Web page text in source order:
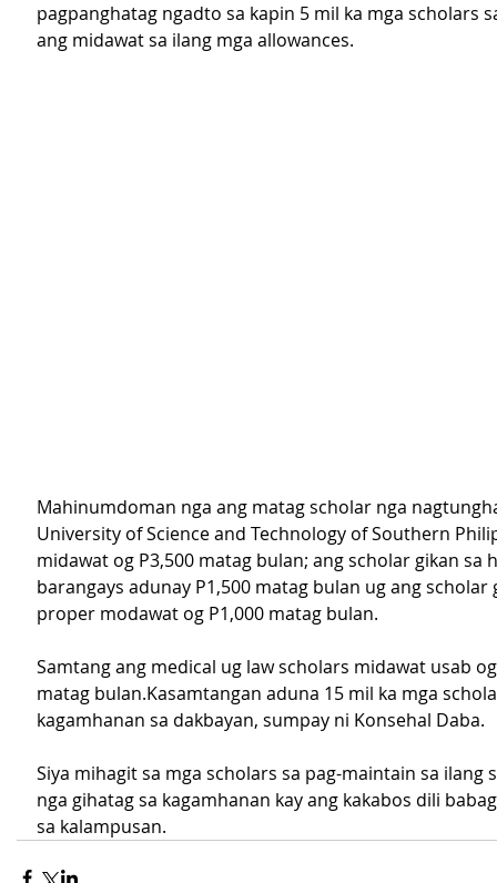
pagpanghatag ngadto sa kapin 5 mil ka mga scholars
ang midawat sa ilang mga allowances.
Mahinumdoman nga ang matag scholar nga
University of Science and Technology of Southern
midawat og P3,500 matag bulan; ang scholar gikan
barangays adunay P1,500 matag bulan ug ang scholar
proper modawat og P1,000 matag bulan.
Samtang ang medical ug law scholars midawat usab
matag bulan.Kasamtangan aduna 15 mil ka mga
kagamhanan sa dakbayan, sumpay ni Konsehal Daba.
Siya mihagit sa mga scholars sa pag-maintain sa ilang
nga gihatag sa kagamhanan kay ang kakabos dili
sa kalampusan.